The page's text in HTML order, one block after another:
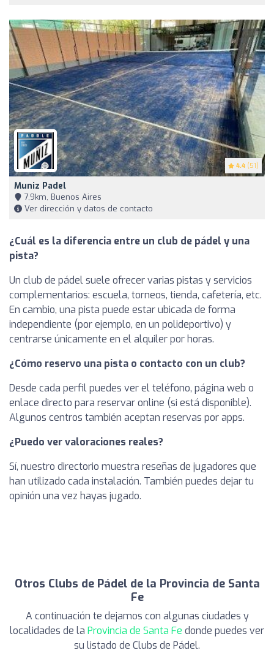
4.4 (51)
Muniz Padel
7,9km, Buenos Aires
Ver dirección y datos de contacto
¿Cuál es la diferencia entre un club de pádel y una
pista?
Un club de pádel suele ofrecer varias pistas y servicios
complementarios: escuela, torneos, tienda, cafetería, etc.
En cambio, una pista puede estar ubicada de forma
independiente (por ejemplo, en un polideportivo) y
centrarse únicamente en el alquiler por horas.
¿Cómo reservo una pista o contacto con un club?
Desde cada perfil puedes ver el teléfono, página web o
enlace directo para reservar online (si está disponible).
Algunos centros también aceptan reservas por apps.
¿Puedo ver valoraciones reales?
Sí, nuestro directorio muestra reseñas de jugadores que
han utilizado cada instalación. También puedes dejar tu
opinión una vez hayas jugado.
Otros Clubs de Pádel de la Provincia de Santa
Fe
A continuación te dejamos con algunas ciudades y
localidades de la Provincia de Santa Fe donde puedes ver
su listado de Clubs de Pádel.